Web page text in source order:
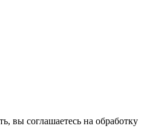
вы соглашаетесь на обработку